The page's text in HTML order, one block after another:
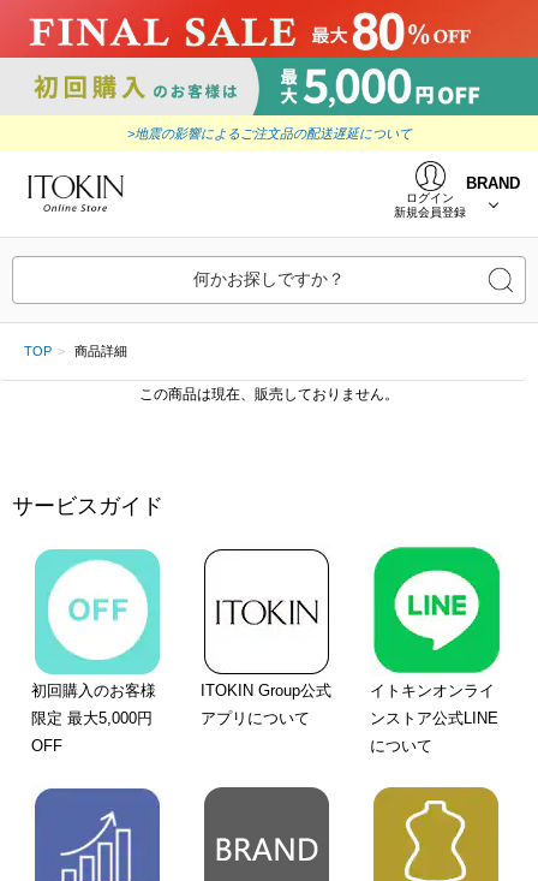
>地震の影響によるご注文品の配送遅延について
ログイン
新規会員登録
BRAND
何かお探しですか？
TOP 商品詳細
この商品は現在、販売しておりません。
サービスガイド
初回購入のお客様
限定 最大5,000円
OFF
ITOKIN Group公式
アプリについて
イトキンオンライ
ンストア公式LINE
について